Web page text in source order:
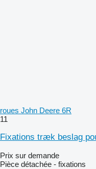
roues John Deere 6R
11
Fixations træk beslag
Prix sur demande
Pièce détachée - fixations